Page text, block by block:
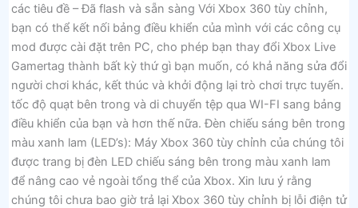
các tiêu đề – Đã flash và sẵn sàng Với Xbox 360 tùy chỉnh,
bạn có thể kết nối bảng điều khiển của mình với các công cụ
mod được cài đặt trên PC, cho phép bạn thay đổi Xbox Live
Gamertag thành bất kỳ thứ gì bạn muốn, có khả năng sửa đổi
người chơi khác, kết thúc và khởi động lại trò chơi trực tuyến.
tốc độ quạt bên trong và di chuyển tệp qua WI-FI sang bảng
điều khiển của bạn và hơn thế nữa. Đèn chiếu sáng bên trong
màu xanh lam (LED’s): Máy Xbox 360 tùy chỉnh của chúng tôi
được trang bị đèn LED chiếu sáng bên trong màu xanh lam
để nâng cao vẻ ngoài tổng thể của Xbox. Xin lưu ý rằng
chúng tôi chưa bao giờ trả lại Xbox 360 tùy chỉnh bị lỗi điện tử